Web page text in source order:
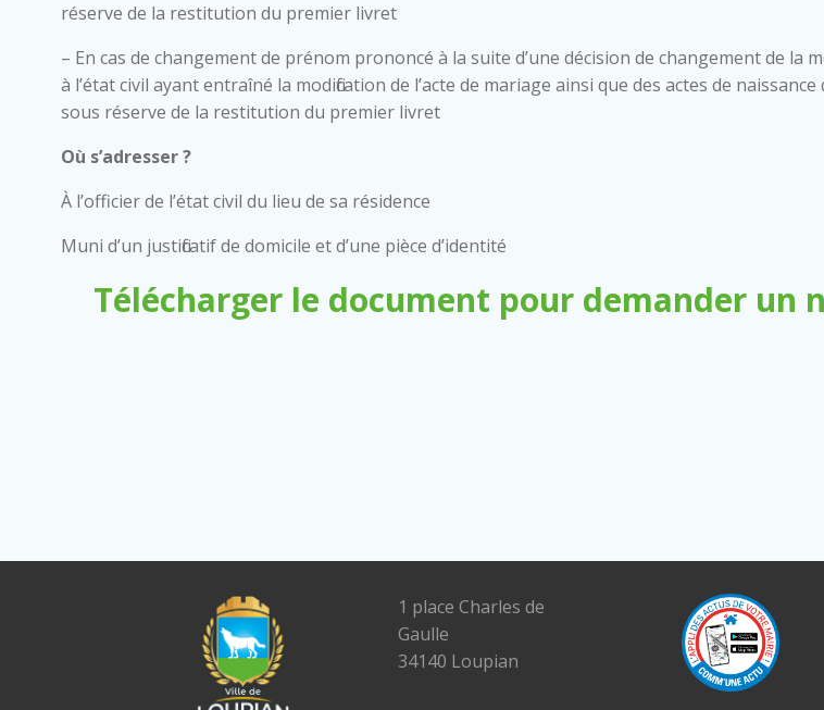
réserve de la restitution du premier livret
– En cas de changement de prénom prononcé à la suite d’une décision de changement de la
à l’état civil ayant entraîné la modification de l’acte de mariage ainsi que des actes de
sous réserve de la restitution du premier livret
Où s’adresser ?
À l’officier de l’état civil du lieu de sa résidence
Muni d’un justificatif de domicile et d’une pièce d’identité
Télécharger le document pour demander un
1 place Charles de
Gaulle
34140 Loupian